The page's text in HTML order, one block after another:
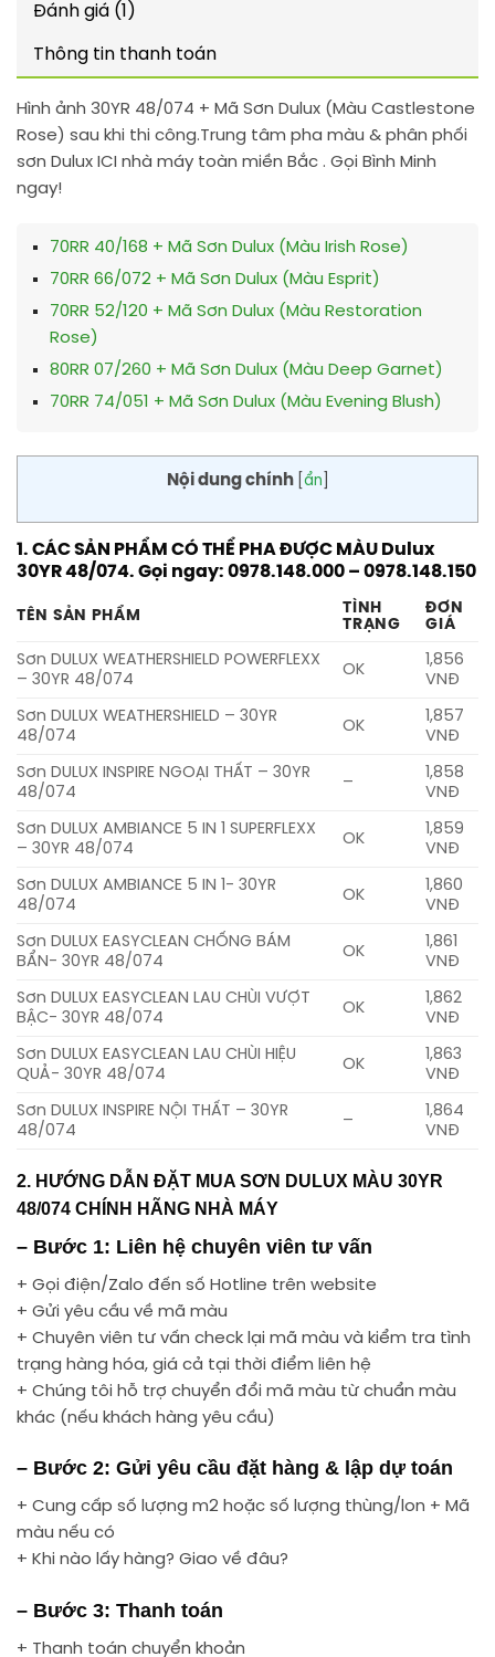
Đánh giá (1)
Thông tin thanh toán
Hình ảnh 30YR 48/074 + Mã Sơn Dulux (Màu Castlestone
Rose) sau khi thi công.Trung tâm pha màu & phân phối
sơn Dulux ICI nhà máy toàn miền Bắc . Gọi Bình Minh
ngay!
70RR 40/168 + Mã Sơn Dulux (Màu Irish Rose)
70RR 66/072 + Mã Sơn Dulux (Màu Esprit)
70RR 52/120 + Mã Sơn Dulux (Màu Restoration
Rose)
80RR 07/260 + Mã Sơn Dulux (Màu Deep Garnet)
70RR 74/051 + Mã Sơn Dulux (Màu Evening Blush)
Nội dung chính ẩn
1. CÁC SẢN PHẨM CÓ THỂ PHA ĐƯỢC MÀU Dulux
30YR 48/074. Gọi ngay: 0978.148.000 – 0978.148.150
TÊN SẢN PHẨM
TÌNH
TRẠNG
ĐƠN
GIÁ
Sơn DULUX WEATHERSHIELD POWERFLEXX
– 30YR 48/074
OK
1,856
VNĐ
Sơn DULUX WEATHERSHIELD – 30YR
48/074
OK
1,857
VNĐ
Sơn DULUX INSPIRE NGOẠI THẤT – 30YR
48/074
–
1,858
VNĐ
Sơn DULUX AMBIANCE 5 IN 1 SUPERFLEXX
– 30YR 48/074
OK
1,859
VNĐ
Sơn DULUX AMBIANCE 5 IN 1- 30YR
48/074
OK
1,860
VNĐ
Sơn DULUX EASYCLEAN CHỐNG BÁM
BẨN- 30YR 48/074
OK
1,861
VNĐ
Sơn DULUX EASYCLEAN LAU CHÙI VƯỢT
BẬC- 30YR 48/074
OK
1,862
VNĐ
Sơn DULUX EASYCLEAN LAU CHÙI HIỆU
QUẢ- 30YR 48/074
OK
1,863
VNĐ
Sơn DULUX INSPIRE NỘI THẤT – 30YR
48/074
–
1,864
VNĐ
2. HƯỚNG DẪN ĐẶT MUA SƠN DULUX MÀU 30YR
48/074 CHÍNH HÃNG NHÀ MÁY
– Bước 1: Liên hệ chuyên viên tư vấn
+ Gọi điện/Zalo đến số Hotline trên website
+ Gửi yêu cầu về mã màu
+ Chuyên viên tư vấn check lại mã màu và kiểm tra tình
trạng hàng hóa, giá cả tại thời điểm liên hệ
+ Chúng tôi hỗ trợ chuyển đổi mã màu từ chuẩn màu
khác (nếu khách hàng yêu cầu)
– Bước 2: Gửi yêu cầu đặt hàng & lập dự toán
+ Cung cấp số lượng m2 hoặc số lượng thùng/lon + Mã
màu nếu có
+ Khi nào lấy hàng? Giao về đâu?
– Bước 3: Thanh toán
+ Thanh toán chuyển khoản